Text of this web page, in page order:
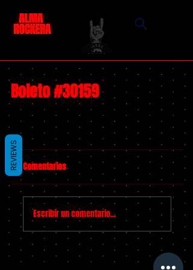
Boleto #30159
Comentarios
Escribir un comentario...
REVIEWS